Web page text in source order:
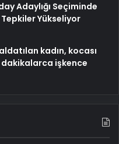
Adaylığı Seçiminde
Yükseliyor
kadın, kocası
işkence